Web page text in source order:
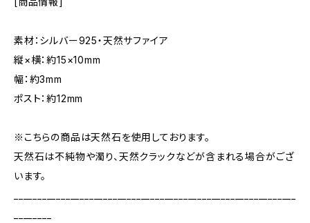
素材：シルバー925・天然サファイア
縦×横：約15×10mm
幅：約3mm
ポスト：約12mm
※こちらの商品は天然石を使用しております。
天然石は不純物や濁り、天然クラックなどが含まれる場合がござ
います。